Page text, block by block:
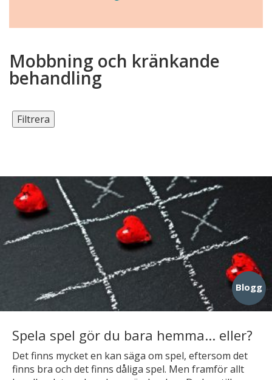
Mobbning och kränkande
behandling
Filtrera
Blogg
Spela spel gör du bara hemma... eller?
Det finns mycket en kan säga om spel, eftersom det
finns bra och det finns dåliga spel. Men framför allt